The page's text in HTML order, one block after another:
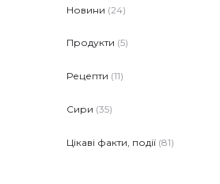
Новини (24)
Продукти (5)
Рецепти (11)
Сири (35)
Цікаві факти, події (81)